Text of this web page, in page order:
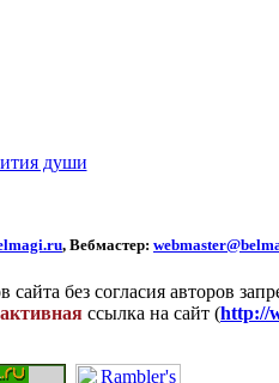
души
, Вебмастер:
без согласия авторов
ссылка на сайт (http://